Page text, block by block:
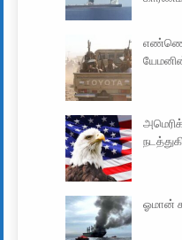
எண்ணெய்
ஓமான்